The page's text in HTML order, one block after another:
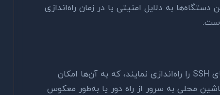
به دلایل امنیتی یا در زمان راه‌اندازی
SSH را راه‌اندازی نمایند، که به آن‌ها امکان
محلی به سرور از راه دور یا به‌طور معکوس